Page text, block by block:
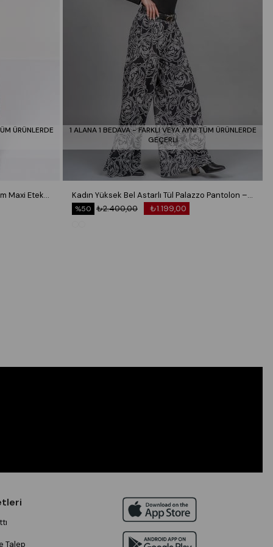
ÜRÜNLERDE
Royal Plaid Slit Skirt – Ekose Premium Maxi Etek 6831
1 ALANA 1 BEDAVA - FARKLI VEYA AYNI TÜM ÜRÜNLERDE
GEÇERLİ
Kadın Yüksek Bel Astarlı Tül Palazzo Pantolon – Lastikli Bel Bol Paça Esnek 30342
₺1.199,00
₺2.400,00
%50
Talep